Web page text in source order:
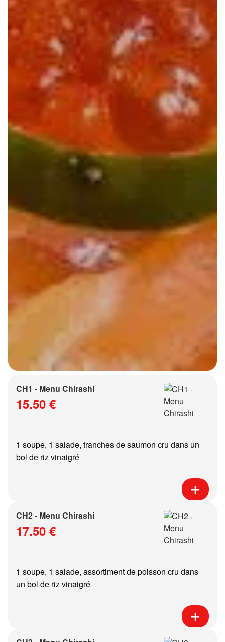
CH1 - Menu Chirashi
15.50 €
1 soupe, 1 salade, tranches de saumon cru dans un
bol de riz vinaigré
CH2 - Menu Chirashi
17.50 €
1 soupe, 1 salade, assortiment de poisson cru dans
un bol de riz vinaigré